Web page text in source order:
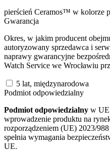
pierścień Ceramos™ w kolorze
Gwarancja
Okres, w jakim producent
autoryzowany sprzedawca i
naprawy gwarancyjne
Watch Service we Wrocławiu
5 lat, międzynarodowa
Podmiot odpowiedzialny
Podmiot odpowiedzialny w UE
wprowadzenie produktu na
rozporządzeniem (UE) 2023/
spełnia wymagania
UE.